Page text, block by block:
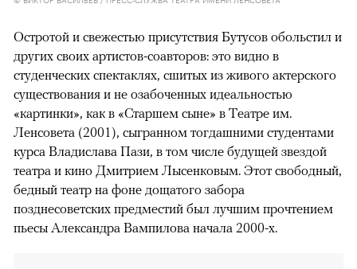
Остротой и свежестью присутствия Бутусов обольстил и
других своих артистов-соавторов: это видно в
студенческих спектаклях, сшитых из живого актерского
существования и не озабоченных идеальностью
«картинки», как в «Старшем сыне» в Театре им.
Ленсовета (2001), сыгранном тогдашними студентами
курса Владислава Пази, в том числе будущей звездой
театра и кино Дмитрием Лысенковым. Этот свободный,
бедный театр на фоне дощатого забора
позднесоветских предместий был лучшим прочтением
пьесы Александра Вампилова начала 2000-х.